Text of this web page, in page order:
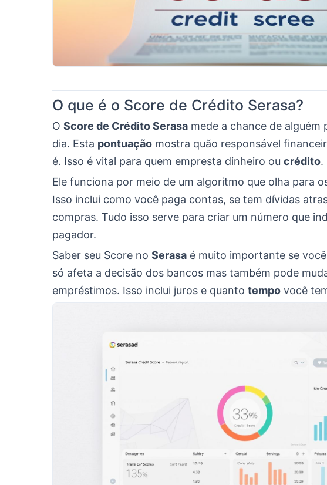
O que é o Score de Crédito Serasa?
O Score de Crédito Serasa mede a chance de alguém
dia. Esta pontuação mostra quão responsável
é. Isso é vital para quem empresta dinheiro ou crédito.
Ele funciona por meio de um algoritmo que olha para
Isso inclui como você paga contas, se tem dívidas
compras. Tudo isso serve para criar um número que
pagador.
Saber seu Score no Serasa é muito importante se
só afeta a decisão dos bancos mas também pode
empréstimos. Isso inclui juros e quanto tempo você